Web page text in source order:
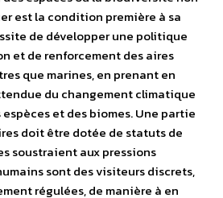
est la condition première à sa
de développer une politique
et de renforcement des aires
que marines, en prenant en
du changement climatique
et des biomes. Une partie
doit être dotée de statuts de
soustraient aux pressions
sont des visiteurs discrets,
régulées, de manière à en